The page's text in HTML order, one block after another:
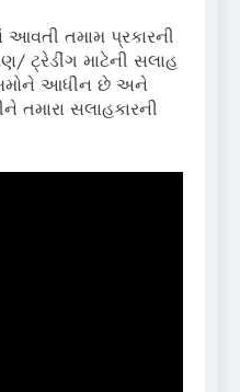
આવતી તમામ પ્રકારની
ટ્રેડીંગ માટેની સલાહ
આધીન છે અને
તમારા સલાહકારની